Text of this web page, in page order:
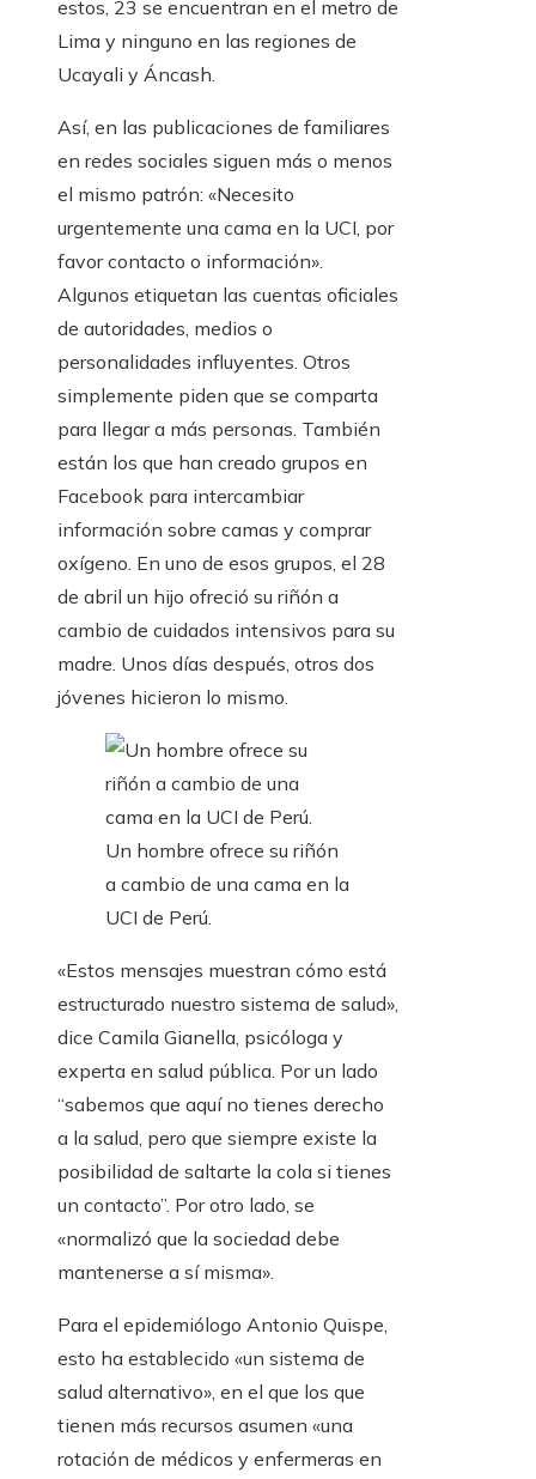
estos, 23 se encuentran en el metro de
Lima y ninguno en las regiones de
Ucayali y Áncash.
Así, en las publicaciones de familiares
en redes sociales siguen más o menos
el mismo patrón: «Necesito
urgentemente una cama en la UCI, por
favor contacto o información».
Algunos etiquetan las cuentas oficiales
de autoridades, medios o
personalidades influyentes. Otros
simplemente piden que se comparta
para llegar a más personas. También
están los que han creado grupos en
Facebook para intercambiar
información sobre camas y comprar
oxígeno. En uno de esos grupos, el 28
de abril un hijo ofreció su riñón a
cambio de cuidados intensivos para su
madre. Unos días después, otros dos
jóvenes hicieron lo mismo.
Un hombre ofrece su riñón
a cambio de una cama en la
UCI de Perú.
«Estos mensajes muestran cómo está
estructurado nuestro sistema de salud»,
dice Camila Gianella, psicóloga y
experta en salud pública. Por un lado
“sabemos que aquí no tienes derecho
a la salud, pero que siempre existe la
posibilidad de saltarte la cola si tienes
un contacto”. Por otro lado, se
«normalizó que la sociedad debe
mantenerse a sí misma».
Para el epidemiólogo Antonio Quispe,
esto ha establecido «un sistema de
salud alternativo», en el que los que
tienen más recursos asumen «una
rotación de médicos y enfermeras en